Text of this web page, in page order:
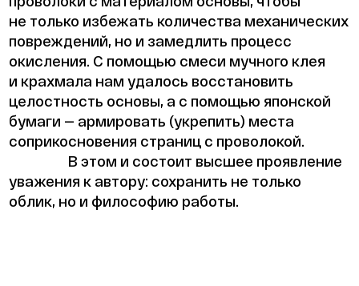
не только избежать количества механических
повреждений, но и замедлить процесс
окисления. С помощью смеси мучного клея
и крахмала нам удалось восстановить
целостность основы, а с помощью японской
бумаги — армировать (укрепить) места
соприкосновения страниц с проволокой.
В этом и состоит высшее проявление
уважения к автору: сохранить не только
облик, но и философию работы.